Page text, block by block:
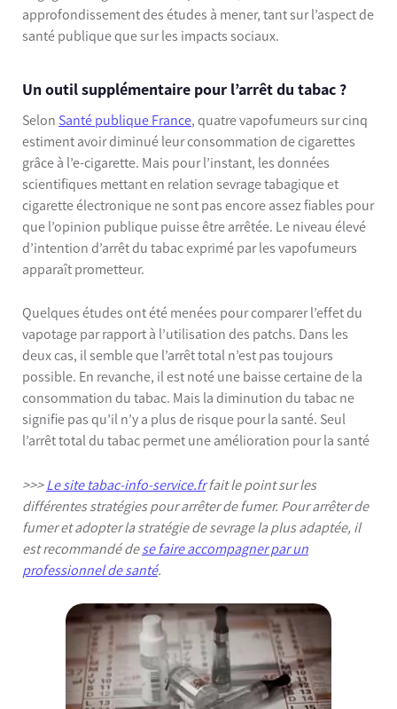
approfondissement des études à mener, tant sur l’aspect de
santé publique que sur les impacts sociaux.
Un outil supplémentaire pour l’arrêt du tabac ?
Selon Santé publique France, quatre vapofumeurs sur cinq
estiment avoir diminué leur consommation de cigarettes
grâce à l’e-cigarette. Mais pour l’instant, les données
scientifiques mettant en relation sevrage tabagique et
cigarette électronique ne sont pas encore assez fiables pour
que l’opinion publique puisse être arrêtée. Le niveau élevé
d’intention d’arrêt du tabac exprimé par les vapofumeurs
apparaît prometteur.
Quelques études ont été menées pour comparer l’effet du
vapotage par rapport à l’utilisation des patchs. Dans les
deux cas, il semble que l’arrêt total n’est pas toujours
possible. En revanche, il est noté une baisse certaine de la
consommation du tabac. Mais la diminution du tabac ne
signifie pas qu’il n’y a plus de risque pour la santé. Seul
l’arrêt total du tabac permet une amélioration pour la santé
>>>Le site tabac-info-service.frfait le point sur les
différentes stratégies pour arrêter de fumer. Pour arrêter de
fumer et adopter la stratégie de sevrage la plus adaptée, il
est recommandé dese faire accompagner par un
professionnel de santé.